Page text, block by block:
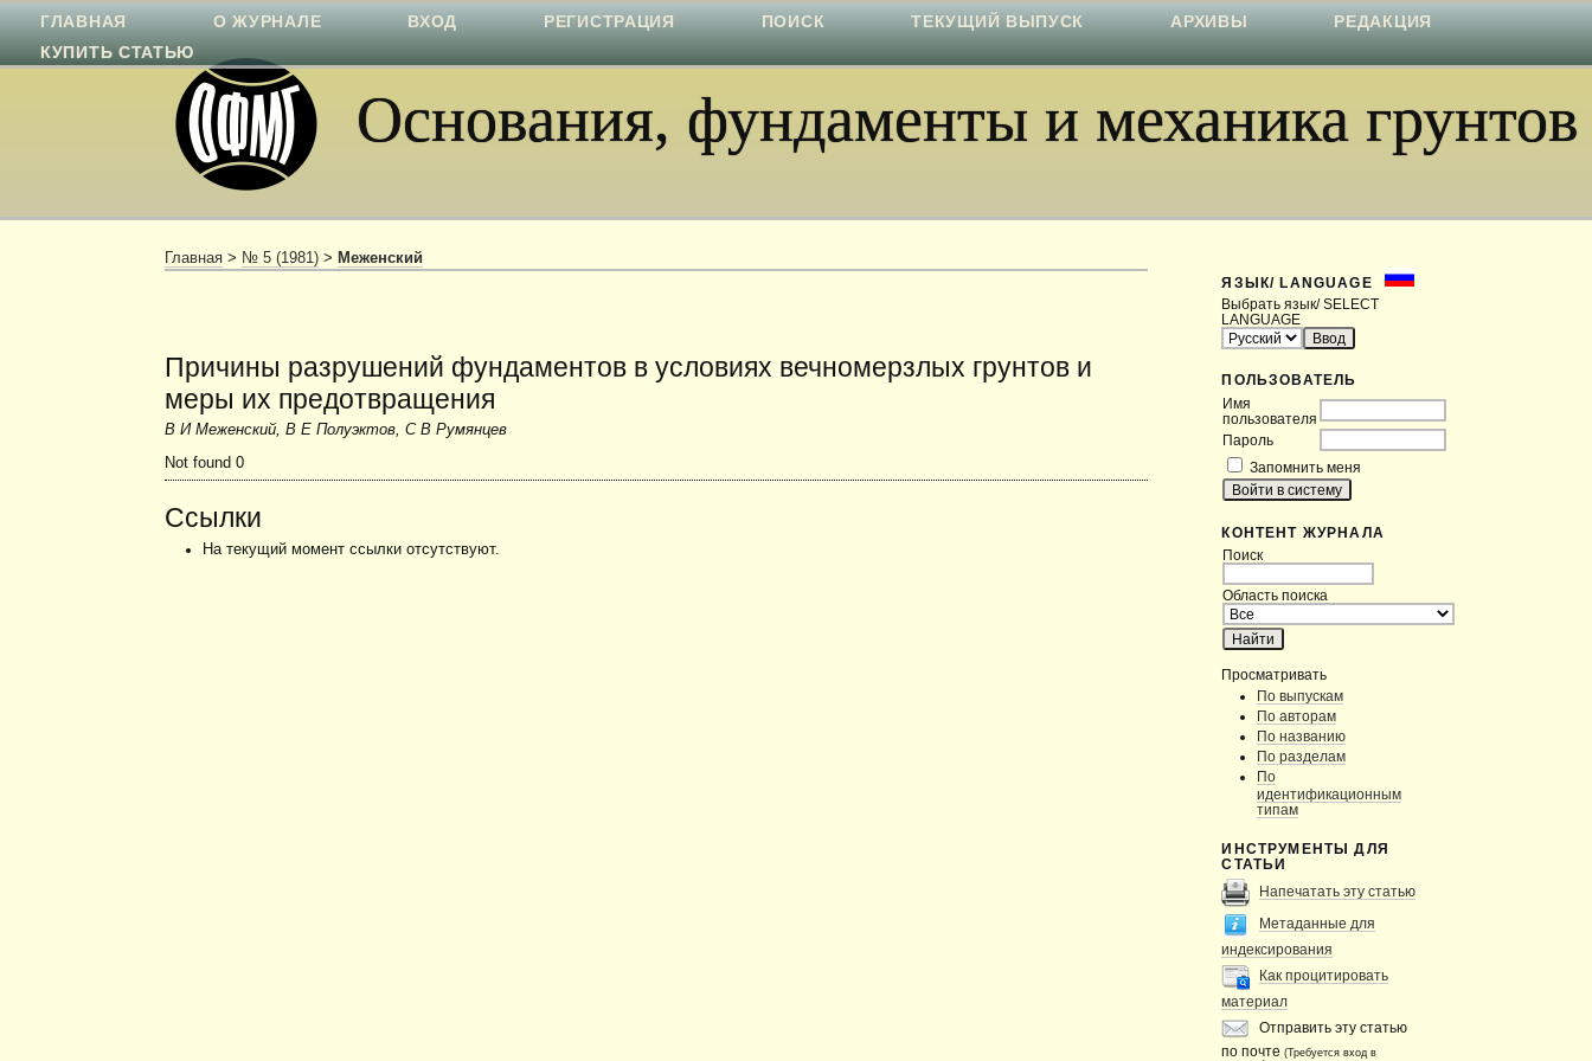
Основания, фундаменты и механика грунтов
ЯЗЫК/ LANGUAGE
Выбрать язык/ SELECT
LANGUAGE
ПОЛЬЗОВАТЕЛЬ
Имя
пользователя
Пароль
Запомнить меня
КОНТЕНТ ЖУРНАЛА
Поиск
Область поиска
Просматривать
По выпускам
По авторам
По названию
По разделам
По
идентификационным
типам
ИНСТРУМЕНТЫ ДЛЯ
СТАТЬИ
Напечатать эту статью
Метаданные для
индексирования
Как процитировать
материал
Отправить эту статью
по почте(Требуется вход в
ГЛАВНАЯ О ЖУРНАЛЕ ВХОД РЕГИСТРАЦИЯ ПОИСК ТЕКУЩИЙ ВЫПУСК АРХИВЫ
РЕДАКЦИЯ
КУПИТЬ СТАТЬЮ
Главная > № 5 (1981) > Меженский
Причины разрушений фундаментов в условиях вечномерзлых грунтов и
меры их предотвращения
В И Меженский, В Е Полуэктов, С В Румянцев
Not found 0
Ссылки
На текущий момент ссылки отсутствуют.